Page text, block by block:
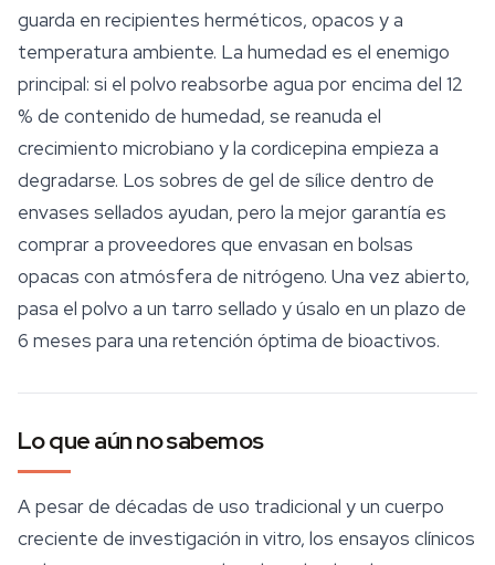
guarda en recipientes herméticos, opacos y a
temperatura ambiente. La humedad es el enemigo
principal: si el polvo reabsorbe agua por encima del 12
% de contenido de humedad, se reanuda el
crecimiento microbiano y la cordicepina empieza a
degradarse. Los sobres de gel de sílice dentro de
envases sellados ayudan, pero la mejor garantía es
comprar a proveedores que envasan en bolsas
opacas con atmósfera de nitrógeno. Una vez abierto,
pasa el polvo a un tarro sellado y úsalo en un plazo de
6 meses para una retención óptima de bioactivos.
Lo que aún no sabemos
A pesar de décadas de uso tradicional y un cuerpo
creciente de investigación in vitro, los ensayos clínicos